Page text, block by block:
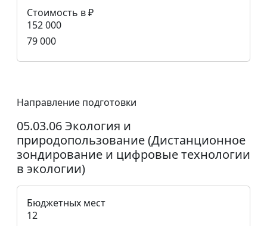
Стоимость в ₽
152 000
79 000
Направление подготовки
05.03.06 Экология и
природопользование (Дистанционное
зондирование и цифровые технологии
в экологии)
Бюджетных мест
12